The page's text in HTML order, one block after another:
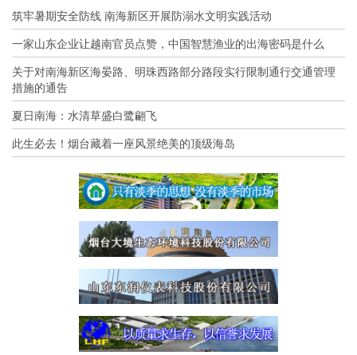
筑牢暑期安全防线 南海新区开展防溺水文明实践活动
一家山东企业让越南官员点赞，中国智慧渔业的出海密码是什么
关于对南海新区海晏路、明珠西路部分路段实行限制通行交通管理
措施的通告
夏日南海：水清草盛白鹭翩飞
此生必去！烟台藏着一座风景绝美的顶级海岛